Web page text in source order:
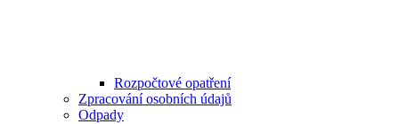
Rozpočtové opatření
Zpracování osobních údajů
Odpady